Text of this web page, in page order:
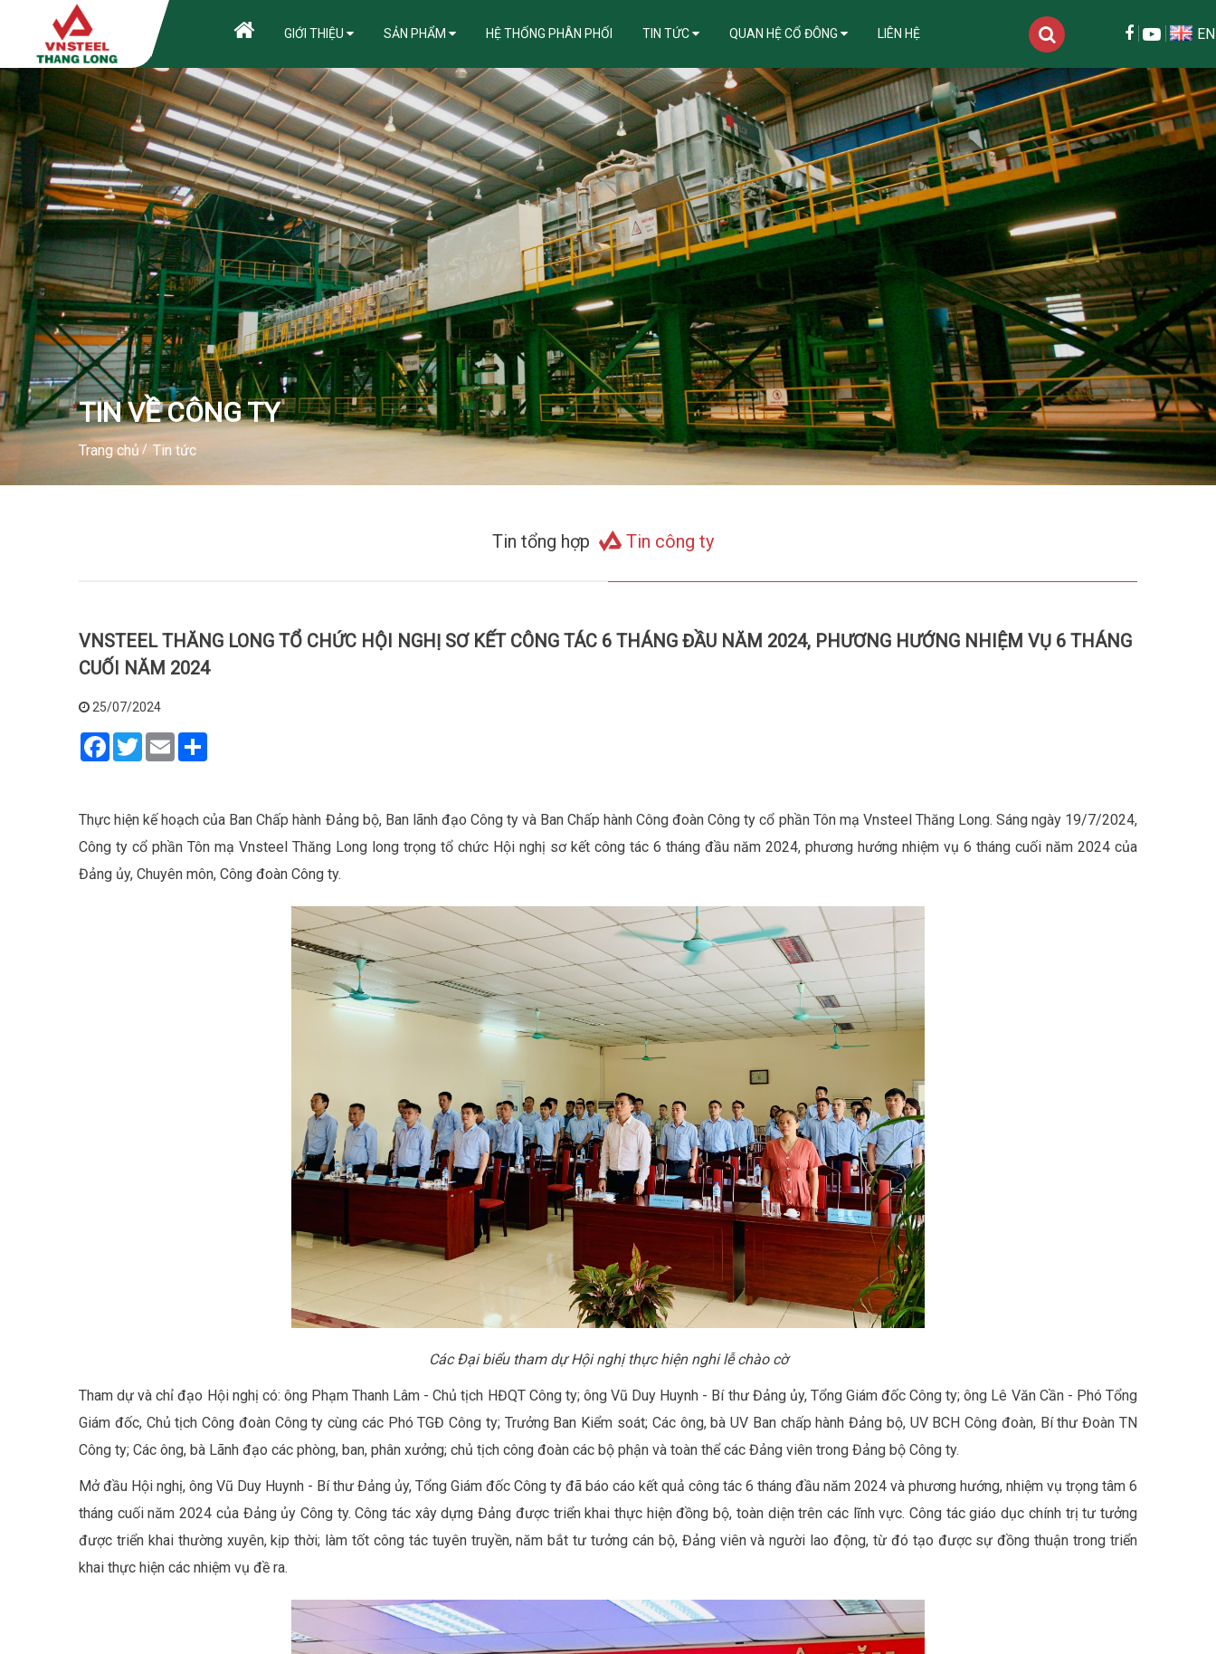
GIỚI THIỆU SẢN PHẨM HỆ THỐNG PHÂN PHỐI TIN TỨC QUAN HỆ CỔ ĐÔNG LIÊN HỆ
HƯỚNG DẪN KHẮC PHỤC LỖI ĐIỂN HÌNH TRONG THI CÔNG, BẢO QUẢN TÔN MẠ
EN
TIN VỀ CÔNG TY
Trang chủ Tin tức
Tin tổng hợp Tin công ty
VNSTEEL THĂNG LONG TỔ CHỨC HỘI NGHỊ SƠ KẾT CÔNG TÁC 6 THÁNG ĐẦU NĂM 2024, PHƯƠNG HƯỚNG NHIỆM VỤ 6 THÁNG
CUỐI NĂM 2024
25/07/2024
Facebook
TwitterEmail
Thực hiện kế hoạch của Ban Chấp hành Đảng bộ, Ban lãnh đạo Công ty và Ban Chấp hành Công đoàn Công ty cổ phần Tôn mạ Vnsteel Thăng Long. Sáng ngày 19/7/2024,
Công ty cổ phần Tôn mạ Vnsteel Thăng Long long trọng tổ chức Hội nghị sơ kết công tác 6 tháng đầu năm 2024, phương hướng nhiệm vụ 6 tháng cuối năm 2024 của
Đảng ủy, Chuyên môn, Công đoàn Công ty.
Các Đại biểu tham dự Hội nghị thực hiện nghi lễ chào cờ
Tham dự và chỉ đạo Hội nghị có: ông Phạm Thanh Lâm - Chủ tịch HĐQT Công ty; ông Vũ Duy Huynh - Bí thư Đảng ủy, Tổng Giám đốc Công ty; ông Lê Văn Cần - Phó Tổng
Giám đốc, Chủ tịch Công đoàn Công ty cùng các Phó TGĐ Công ty; Trưởng Ban Kiểm soát; Các ông, bà UV Ban chấp hành Đảng bộ, UV BCH Công đoàn, Bí thư Đoàn TN
Công ty; Các ông, bà Lãnh đạo các phòng, ban, phân xưởng; chủ tịch công đoàn các bộ phận và toàn thể các Đảng viên trong Đảng bộ Công ty.
Mở đầu Hội nghị, ông Vũ Duy Huynh - Bí thư Đảng ủy, Tổng Giám đốc Công ty đã báo cáo kết quả công tác 6 tháng đầu năm 2024 và phương hướng, nhiệm vụ trọng tâm 6
tháng cuối năm 2024 của Đảng ủy Công ty. Công tác xây dựng Đảng được triển khai thực hiện đồng bộ, toàn diện trên các lĩnh vực. Công tác giáo dục chính trị tư tưởng
được triển khai thường xuyên, kịp thời; làm tốt công tác tuyên truyền, năm bắt tư tưởng cán bộ, Đảng viên và người lao động, từ đó tạo được sự đồng thuận trong triển
khai thực hiện các nhiệm vụ đề ra.